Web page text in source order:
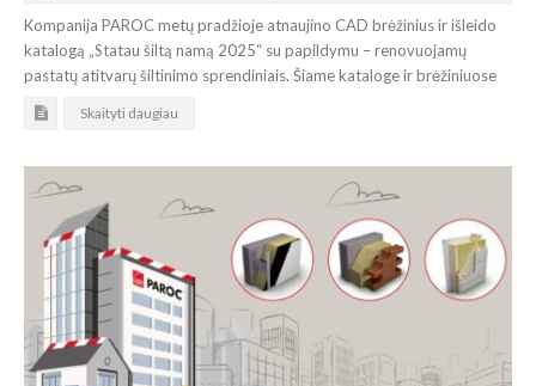
Kompanija PAROC metų pradžioje atnaujino CAD brėžinius ir išleido
katalogą „Statau šiltą namą 2025“ su papildymu – renovuojamų
pastatų atitvarų šiltinimo sprendiniais. Šiame kataloge ir brėžiniuose
Skaityti daugiau